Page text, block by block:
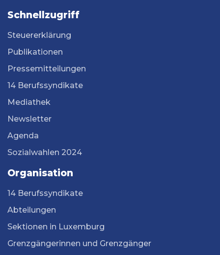
Schnellzugriff
Steuererklärung
Publikationen
Pressemitteilungen
14 Berufssyndikate
Mediathek
Newsletter
Agenda
Sozialwahlen 2024
Organisation
14 Berufssyndikate
Abteilungen
Sektionen in Luxemburg
Grenzgängerinnen und Grenzgänger